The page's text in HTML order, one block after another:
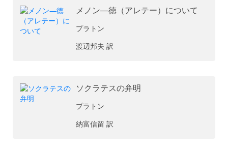
メノン―徳（アレテー）について
プラトン
渡辺邦夫 訳
ソクラテスの弁明
プラトン
納富信留 訳